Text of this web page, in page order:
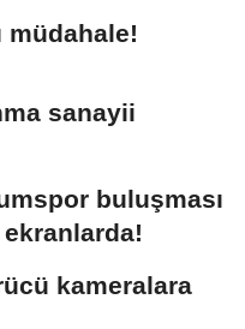
müdahale!
sanayii
buluşması
kameralara